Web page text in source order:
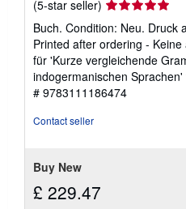
(5-star seller) Seller
rating
5
out
of
5
stars
Buch. Condition: Neu. Druck
Printed after ordering -
für 'Kurze vergleichende
indogermanischen Sprachen'
# 9783111186474
Contact seller
Buy New
£ 229.47